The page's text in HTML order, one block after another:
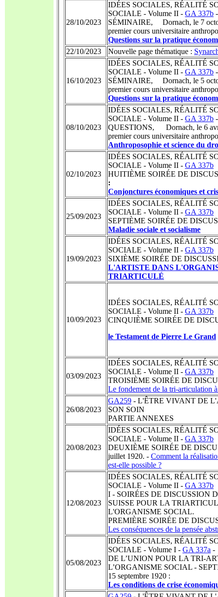
28/10/2023
IDÉES SOCIALES, RÉALITÉ
SOCIALE - Volume II - GA 337b
SÉMINAIRE, Dornach, le 7
premier cours universitaire
Questions sur la pratique
22/10/2023
Nouvelle page thématique :
16/10/2023
IDÉES SOCIALES, RÉALITÉ
SOCIALE - Volume II - GA 337b
SÉMINAIRE, Dornach, le 5
premier cours universitaire
Questions sur la pratique
08/10/2023
IDÉES SOCIALES, RÉALITÉ
SOCIALE - Volume II - GA 337b
QUESTIONS, Dornach, le 6
premier cours universitaire
Anthroposophie et science du
02/10/2023
IDÉES SOCIALES, RÉALITÉ
SOCIALE - Volume II - GA 337b
HUITIÈME SOIRÉE DE
:
Conjonctures économiques et
25/09/2023
IDÉES SOCIALES, RÉALITÉ
SOCIALE - Volume II - GA 337b
SEPTIÈME SOIRÉE DE
Maladie sociale et socialisme
19/09/2023
IDÉES SOCIALES, RÉALITÉ
SOCIALE - Volume II - GA 337b
SIXIÈME SOIRÉE DE
L'ARTISTE DANS
TRIARTICULÉ
10/09/2023
IDÉES SOCIALES, RÉALITÉ
SOCIALE - Volume II - GA 337b
CINQUIÈME SOIRÉE DE
le Testament de Pierre Le Grand
03/09/2023
IDÉES SOCIALES, RÉALITÉ
SOCIALE - Volume II - GA 337b
TROISIÈME SOIRÉE DE
Le fondement de la tri-articulation
26/08/2023
GA259 - L'ÊTRE VIVANT DE
SON SOIN
PARTIE ANNEXES
20/08/2023
IDÉES SOCIALES, RÉALITÉ
SOCIALE - Volume II - GA 337b
DEUXIÈME SOIRÉE DE
juillet 1920. - Comment la
est-elle possible ?
12/08/2023
IDÉES SOCIALES, RÉALITÉ
SOCIALE - Volume II - GA 337b
I - SOIRÉES DE DISCUSSION
SUISSE POUR LA
L'ORGANISME SOCIAL.
PREMIÈRE SOIRÉE DE
Les conséquences de la pensée
05/08/2023
IDÉES SOCIALES, RÉALITÉ
SOCIALE - Volume I - GA 337a -
DE L’UNION POUR LA TRI-
L’ORGANISME SOCIAL -
15 septembre 1920 :
Les conditions de crise